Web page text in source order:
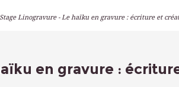
Stage Linogravure - Le haïku en gravure : écriture et
en gravure :